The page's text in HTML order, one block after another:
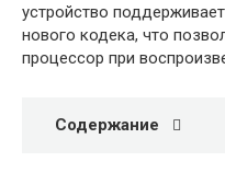
устройство
нового кодека, что
процессор при
Содержание